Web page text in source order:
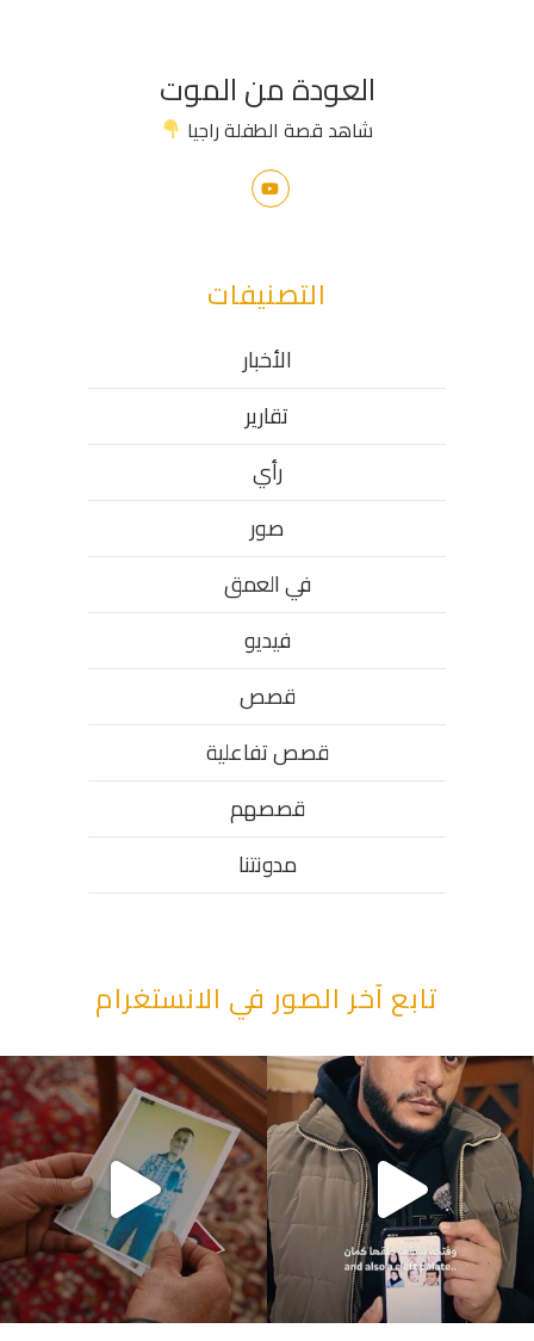
العودة من الموت
شاهد قصة الطفلة راجيا
التصنيفات
الأخبار
تقارير
رأي
صور
في العمق
فيديو
قصص
قصص تفاعلية
قصصهم
مدونتنا
تابع آخر الصور في الانستغرام
“وقت بيمرق العيد.. ببكي.” ف